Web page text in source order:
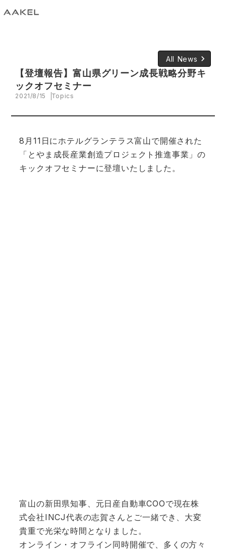
All News keyboard_arrow_right
【登壇報告】富山県グリーン成長戦略分野キ
ックオフセミナー
2021/8/15 Topics
8月11日にホテルグランテラス富山で開催された
「とやま成長産業創造プロジェクト推進事業」の
キックオフセミナーに登壇いたしました。
富山の新田県知事、元日産自動車COOで現在株
式会社INCJ代表の志賀さんとご一緒でき、大変
貴重で光栄な時間となりました。
オンライン・オフライン同時開催で、多くの方々